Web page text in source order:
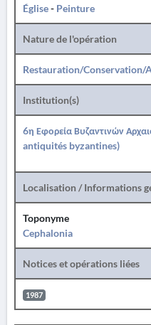
Église- Peinture
Nature de l'opération
Restauration/Conservation/
Institution(s)
6η Εφορεία Βυζαντινών
antiquités byzantines)
Localisation / Informations
Toponyme
Cephalonia
Notices et opérations liées
1987